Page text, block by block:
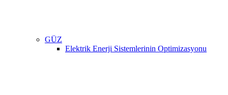
GÜZ
Elektrik Enerji Sistemlerinin Optimizasyonu